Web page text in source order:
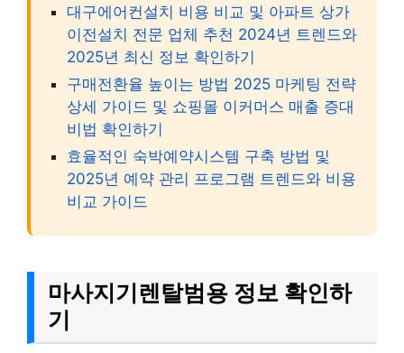
대구에어컨설치 비용 비교 및 아파트 상가
이전설치 전문 업체 추천 2024년 트렌드와
2025년 최신 정보 확인하기
구매전환율 높이는 방법 2025 마케팅 전략
상세 가이드 및 쇼핑몰 이커머스 매출 증대
비법 확인하기
효율적인 숙박예약시스템 구축 방법 및
2025년 예약 관리 프로그램 트렌드와 비용
비교 가이드
마사지기렌탈범용 정보 확인하
기